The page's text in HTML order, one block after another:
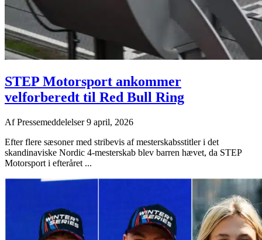
STEP Motorsport ankommer
velforberedt til Red Bull Ring
AfPressemeddelelser9 april, 2026
Efter flere sæsoner med stribevis af mesterskabsstitler i det
skandinaviske Nordic 4-mesterskab blev barren hævet, da STEP
Motorsport i efteråret ...